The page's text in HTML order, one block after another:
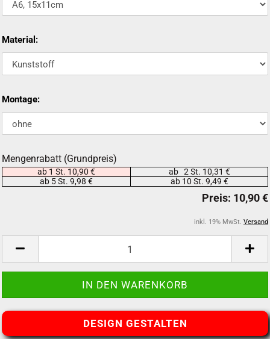
Material:
Montage:
Mengenrabatt (Grundpreis)
ab 1 St. 10,90 €
ab 2 St. 10,31 €
ab 5 St. 9,98 €
ab 10 St. 9,49 €
inkl. 19% MwSt. Versand
DESIGN GESTALTEN